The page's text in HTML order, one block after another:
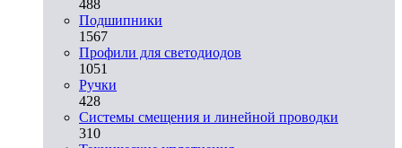
488
Подшипники
1567
Профили для светодиодов
1051
Ручки
428
Системы смещения и линейной проводки
310